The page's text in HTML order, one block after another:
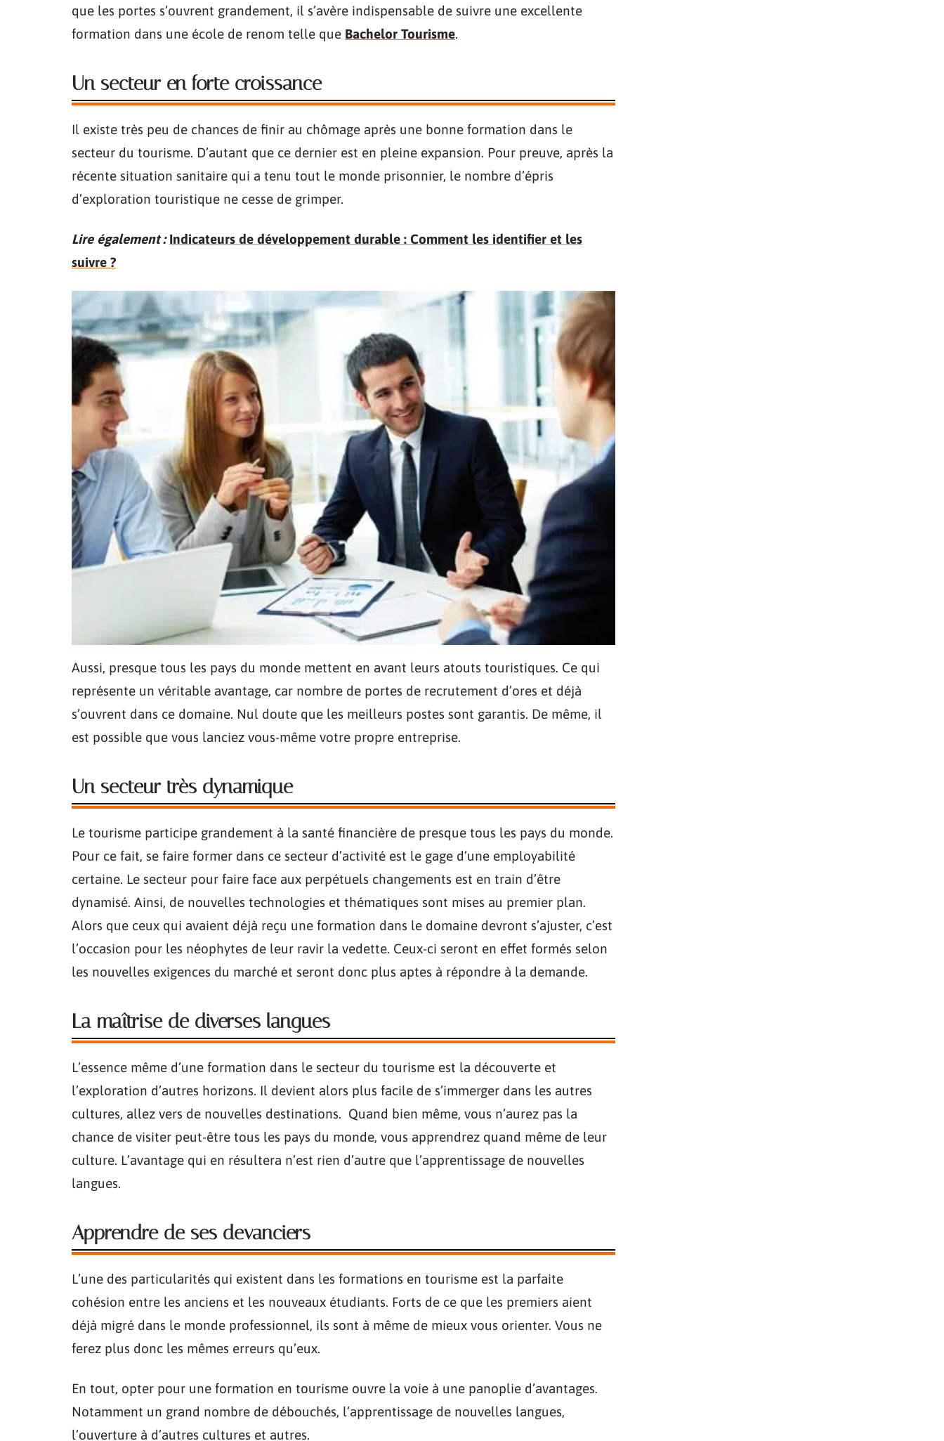
que les portes s’ouvrent grandement, il s’avère indispensable de suivre une excellente
formation dans une école de renom telle que Bachelor Tourisme.
Un secteur en forte croissance
Il existe très peu de chances de finir au chômage après une bonne formation dans le
secteur du tourisme. D’autant que ce dernier est en pleine expansion. Pour preuve, après la
récente situation sanitaire qui a tenu tout le monde prisonnier, le nombre d’épris
d’exploration touristique ne cesse de grimper.
Lire également : Indicateurs de développement durable : Comment les identifier et les
suivre ?
Aussi, presque tous les pays du monde mettent en avant leurs atouts touristiques. Ce qui
représente un véritable avantage, car nombre de portes de recrutement d’ores et déjà
s’ouvrent dans ce domaine. Nul doute que les meilleurs postes sont garantis. De même, il
est possible que vous lanciez vous-même votre propre entreprise.
Un secteur très dynamique
Le tourisme participe grandement à la santé financière de presque tous les pays du monde.
Pour ce fait, se faire former dans ce secteur d’activité est le gage d’une employabilité
certaine. Le secteur pour faire face aux perpétuels changements est en train d’être
dynamisé. Ainsi, de nouvelles technologies et thématiques sont mises au premier plan.
Alors que ceux qui avaient déjà reçu une formation dans le domaine devront s’ajuster, c’est
l’occasion pour les néophytes de leur ravir la vedette. Ceux-ci seront en effet formés selon
les nouvelles exigences du marché et seront donc plus aptes à répondre à la demande.
La maîtrise de diverses langues
L’essence même d’une formation dans le secteur du tourisme est la découverte et
l’exploration d’autres horizons. Il devient alors plus facile de s’immerger dans les autres
cultures, allez vers de nouvelles destinations. Quand bien même, vous n’aurez pas la
chance de visiter peut-être tous les pays du monde, vous apprendrez quand même de leur
culture. L’avantage qui en résultera n’est rien d’autre que l’apprentissage de nouvelles
langues.
Apprendre de ses devanciers
L’une des particularités qui existent dans les formations en tourisme est la parfaite
cohésion entre les anciens et les nouveaux étudiants. Forts de ce que les premiers aient
déjà migré dans le monde professionnel, ils sont à même de mieux vous orienter. Vous ne
ferez plus donc les mêmes erreurs qu’eux.
En tout, opter pour une formation en tourisme ouvre la voie à une panoplie d’avantages.
Notamment un grand nombre de débouchés, l’apprentissage de nouvelles langues,
l’ouverture à d’autres cultures et autres.